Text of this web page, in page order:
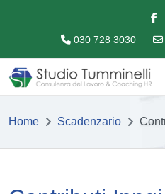
030 728 3030
Home Scadenzario